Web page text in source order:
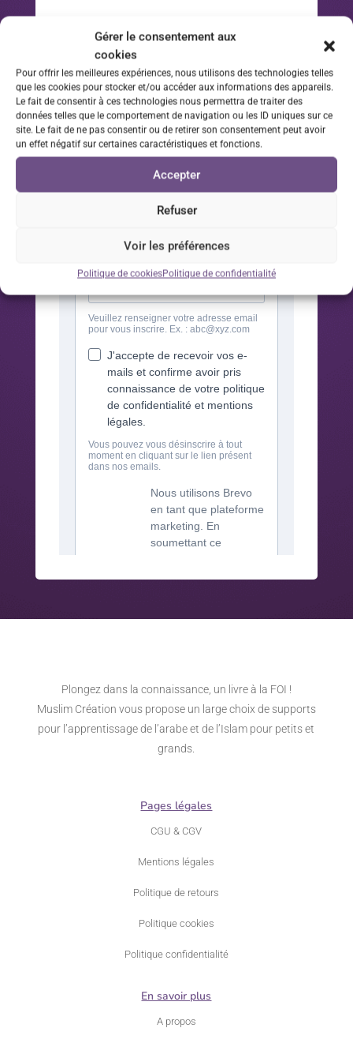
Gérer le consentement aux
cookies
Pour offrir les meilleures expériences, nous utilisons des technologies telles
que les cookies pour stocker et/ou accéder aux informations des appareils.
Le fait de consentir à ces technologies nous permettra de traiter des
données telles que le comportement de navigation ou les ID uniques sur ce
site. Le fait de ne pas consentir ou de retirer son consentement peut avoir
un effet négatif sur certaines caractéristiques et fonctions.
Accepter
Refuser
Voir les préférences
Politique de cookiesPolitique de confidentialité
*Offre valable 30 jours à compter de la date d’inscription
à la newsletter sur votre prochaine commande.
Plongez dans la connaissance, un livre à la FOI !
Muslim Création vous propose un large choix de supports
pour l’apprentissage de l’arabe et de l’Islam pour petits et
grands.
Pages légales
CGU & CGV
Mentions légales
Politique de retours
Politique cookies
Politique confidentialité
En savoir plus
A propos